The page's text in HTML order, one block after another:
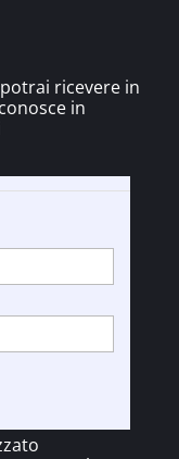
ricevere in
conosce in